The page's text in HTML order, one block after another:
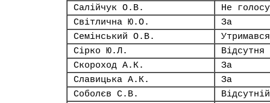
Салійчук О.В.
Не
Світлична Ю.О.
За
Семінський О.В.
Утримався
Сірко Ю.Л.
Відсутня
Скороход А.К.
За
Славицька А.К.
За
Соболєв С.В.
Відсутній